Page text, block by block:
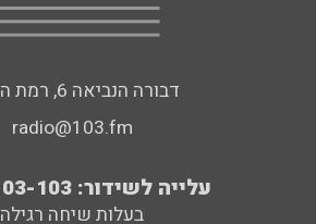
דבורה הנביאה 6, רמת השרון
radio@103.fm
עלייה לשידור: 0552-103-103
בעלות שיחה רגילה